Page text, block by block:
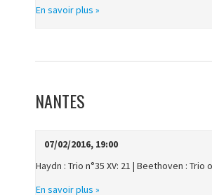
En savoir plus »
NANTES
07/02/2016, 19:00
Haydn : Trio n°35 XV: 21 | Beethoven : Trio
En savoir plus »